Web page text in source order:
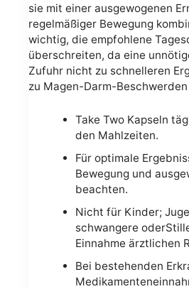
sie mit einer ausgewogenen
regelmäßiger Bewegung
wichtig, die empfohlene
überschreiten, da eine
Zufuhr nicht zu schnelleren
zu Magen-Darm-
Take Two Kapseln
den Mahlzeiten.
Für optimale
Bewegung und
beachten.
Nicht für Kinder;
schwangere
Einnahme ärztlichen
Bei bestehenden